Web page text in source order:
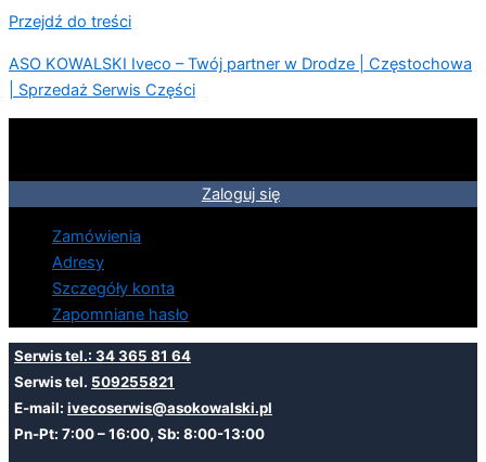
Przejdź do treści
ASO KOWALSKI Iveco – Twój partner w Drodze | Częstochowa
| Sprzedaż Serwis Części
Zaloguj się
Zamówienia
Adresy
Szczegóły konta
Zapomniane hasło
Serwis tel.: 34 365 81 64
Serwis tel. 509255821
E-mail: ivecoserwis@asokowalski.pl
Pn-Pt: 7:00 – 16:00, Sb: 8:00-13:00